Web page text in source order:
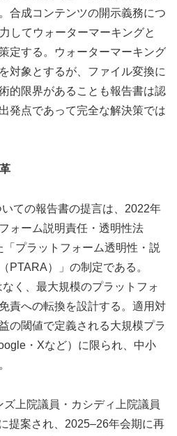
合成コンテンツの開示義務につ
してウォーターマーキングと
定する。ウォーターマーキング
対象とするが、ファイル変換に
的限界があることも報告書は認
発点であって完全な解決策では
ての報告書の提言は、2022年
ォーム説明責任・透明性法
「プラットフォーム透明性・説
PTARA）」の制定である。
く、最大規模のプラットフォ
責への転換を設計する。適用対
の閾値で定義される大規模プラ
・Xなど）に限られ、中小
上院議員・カシディ上院議員
提案され、2025–26年会期に再